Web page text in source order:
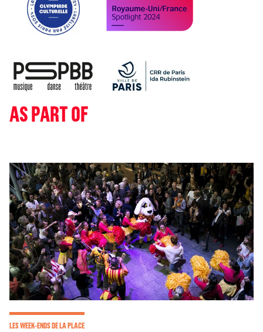
AS PART OF
LES WEEK-ENDS DE LA PLACE